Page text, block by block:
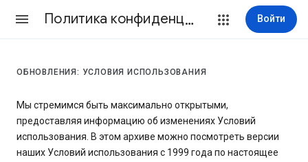
Политика конфиденциальности и Условия использования Войти
ОБНОВЛЕНИЯ: УСЛОВИЯ ИСПОЛЬЗОВАНИЯ
Мы стремимся быть максимально открытыми,
предоставляя информацию об изменениях Условий
использования. В этом архиве можно посмотреть версии
наших Условий использования с 1999 года по настоящее